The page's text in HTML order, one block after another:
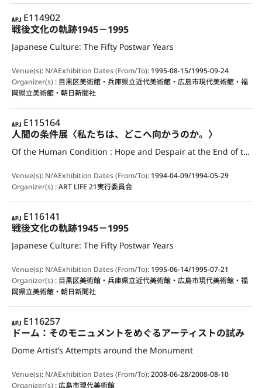
APJ
E114902
戦後文化の軌跡1945－1995
Japanese Culture: The Fifty Postwar Years
Venue(s): N/AExhibition Dates (From/To): 1995-08-15/1995-09-24
Organizer(s): 目黒区美術館・兵庫県立近代美術館・広島市現代美術館・福
岡県立美術館・朝日新聞社
APJ
E115164
人間の条件展〈私たちは、どこへ向かうのか。〉
Of the Human Condition : Hope and Despair at the End of the Century
Venue(s): N/AExhibition Dates (From/To): 1994-04-09/1994-05-29
Organizer(s):ART LIFE 21実行委員会
APJ
E116141
戦後文化の軌跡1945－1995
Japanese Culture: The Fifty Postwar Years
Venue(s): N/AExhibition Dates (From/To): 1995-06-14/1995-07-21
Organizer(s): 目黒区美術館・兵庫県立近代美術館・広島市現代美術館・福
岡県立美術館・朝日新聞社
APJ
E116257
ドーム：そのモニュメントをめぐるアーティストの試み
Dome Artist’s Attempts around the Monument
Venue(s): N/AExhibition Dates (From/To):2008-06-28/2008-08-10
Organizer(s):広島市現代美術館